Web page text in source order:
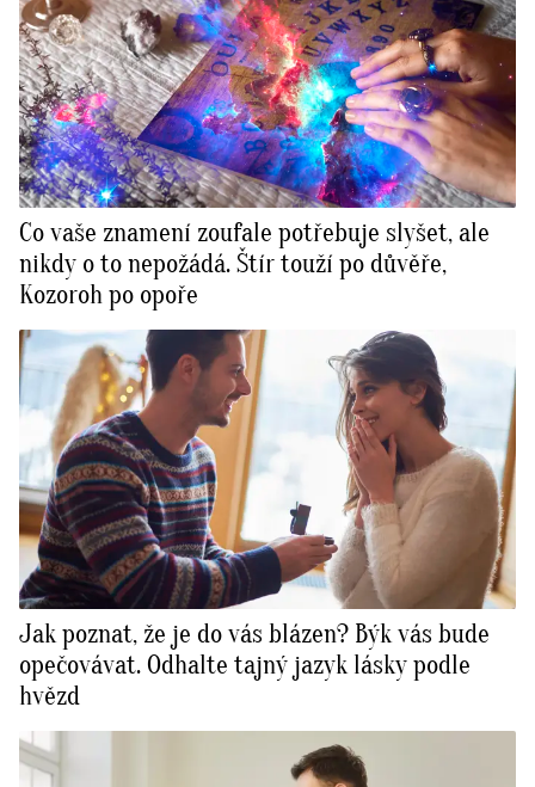
Co vaše znamení zoufale potřebuje slyšet, ale
nikdy o to nepožádá. Štír touží po důvěře,
Kozoroh po opoře
Jak poznat, že je do vás blázen? Býk vás bude
opečovávat. Odhalte tajný jazyk lásky podle
hvězd